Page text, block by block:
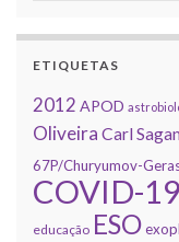
ETIQUETAS
2012 APOD
Oliveira Carl
67P/Churyumov-
COVID-19
educação ESO